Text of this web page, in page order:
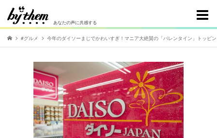
あなたの声に共感する
#グルメ 今年のダイソーまじでかわいすぎ！マニア大絶賛の「バレンタイン」トッピ